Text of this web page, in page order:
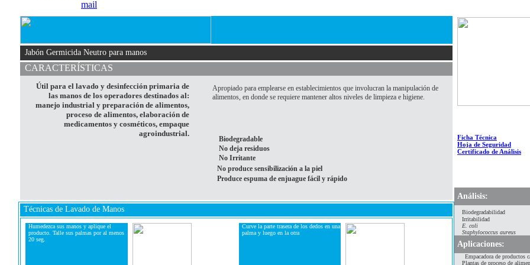
Jabón Germicida Neutro para manos
CARACTERÍSTICAS
Útil para el lavado y desinfección primaria de
las manos de los operadores destinados al:
manejo industrial y preparación de alimentos,
proceso de alimentos, elaboración de
medicamentos y cosméticos, empaque
agroindustrial.
Apropiado para emplearse en establecimientos que involucran la manipulación de
alimentos, en donde se requiere mantener altos niveles de limpieza e higiene.
Biodegradable
No deja residuos
No Irritante
No produce sensibilización a la piel
Produce espuma de enjuague fácil y rápido
Técnicas de Lavado de Manos
Humedezca sus manos y aplique el
producto. Talle sus palmas por al menos
20 seg.
Curve la parte trasera de los dedos en una
palma y luego en la otra
Ficha Técnica
Hoja de Seguridad
Certificado de Análisis
Análisis:
Biodegradabilidad
Irritabilidad
E. coli
Staphylococcus aureus
Aplicaciones:
Empacadora de productos
Plantas de proceso de